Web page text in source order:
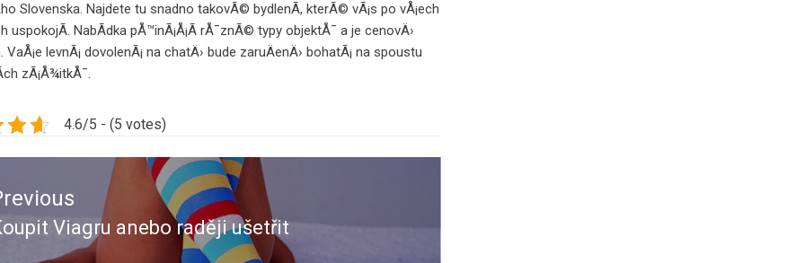
Slovenska. Najdete tu snadno takovÃ© bydlenÃ­, kterÃ© vÃ¡s po vÅ¡ech
uspokojÃ­. NabÃ­dka pÅ™inÃ¡Å¡Ã­ rÅ¯znÃ© typy objektÅ¯ a je cenovÄ›
VaÅ¡e levnÃ¡ dovolenÃ¡ na chatÄ› bude zaruÄenÄ› bohatÃ¡ na spoustu
zÃ¡Å¾itkÅ¯.
4.6/5 - (5 votes)
Viagru anebo raději ušetřit